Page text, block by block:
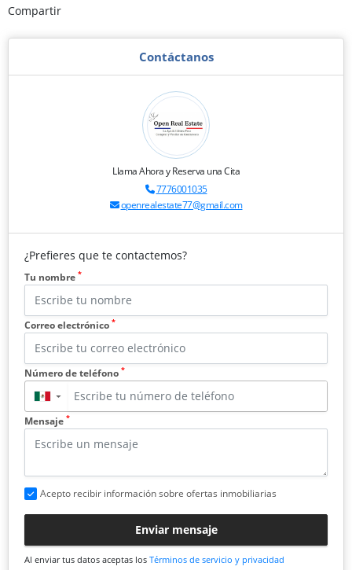
Compartir
Contáctanos
Llama Ahora y Reserva una Cita
7776001035
openrealestate77@gmail.com
¿Prefieres que te contactemos?
Tu nombre *
Correo electrónico *
Número de teléfono *
▼
Mensaje *
Acepto recibir información sobre ofertas inmobiliarias
Enviar mensaje
Al enviar tus datos aceptas los Términos de servicio y privacidad